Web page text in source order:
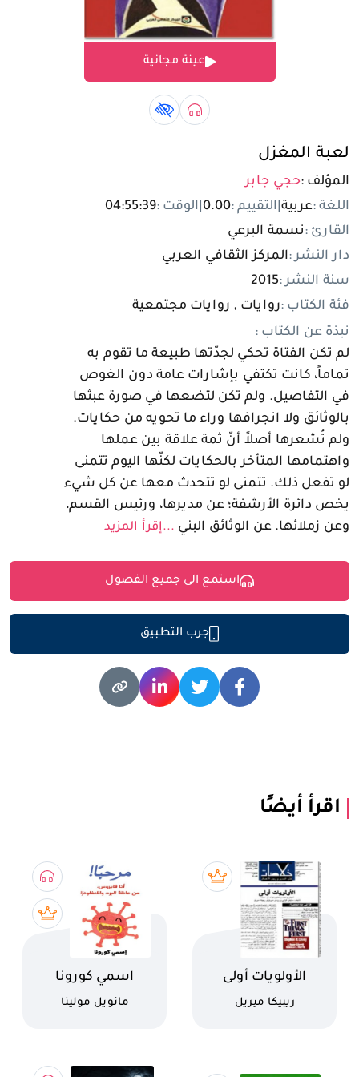
تسجيل الدخول
مستخدم جديد
عينة مجانية
صوتي bookكتاب لذوي الهمم book
لعبة المغزل
المؤلف :حجي جابر
اللغة :عربية التقييم :0.00 الوقت :04:55:39
القارئ :نسمة البرعي
دار النشر :المركز الثقافي العربي
سنة النشر :2015
فئة الكتاب :روايات , روايات مجتمعية
نبذة عن الكتاب :
لم تكن الفتاة تحكي لجدّتها طبيعة ما تقوم به
تماماً، كانت تكتفي بإشارات عامة دون الغوص
في التفاصيل. ولم تكن لتضعها في صورة عبثها
بالوثائق ولا انجرافها وراء ما تحويه من حكايات.
ولم تُشعرها أصلاً أنّ ثمة علاقة بين عملها
واهتمامها المتأخر بالحكايات لكنّها اليوم تتمنى
لو تفعل ذلك. تتمنى لو تتحدث معها عن كل شيء
يخص دائرة الأرشفة؛ عن مديرها، ورئيس القسم،
وعن زملائها. عن الوثائق البني ...إقرأ المزيد
استمع الى جميع الفصول
جرب التطبيق
اقرأ أيضًا
اسم الكتاب
الأولويات أولى
كاتب
ريبيكا ميريل
اسم الكتاب
اسمي كورونا
كاتب
مانويل مولينا